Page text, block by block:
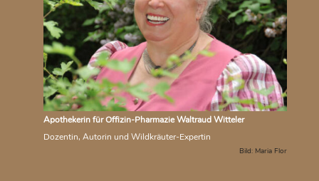
Apothekerin für Offizin-Pharmazie Waltraud Witteler
Dozentin, Autorin und Wildkräuter-Expertin
Bild: Maria Flor